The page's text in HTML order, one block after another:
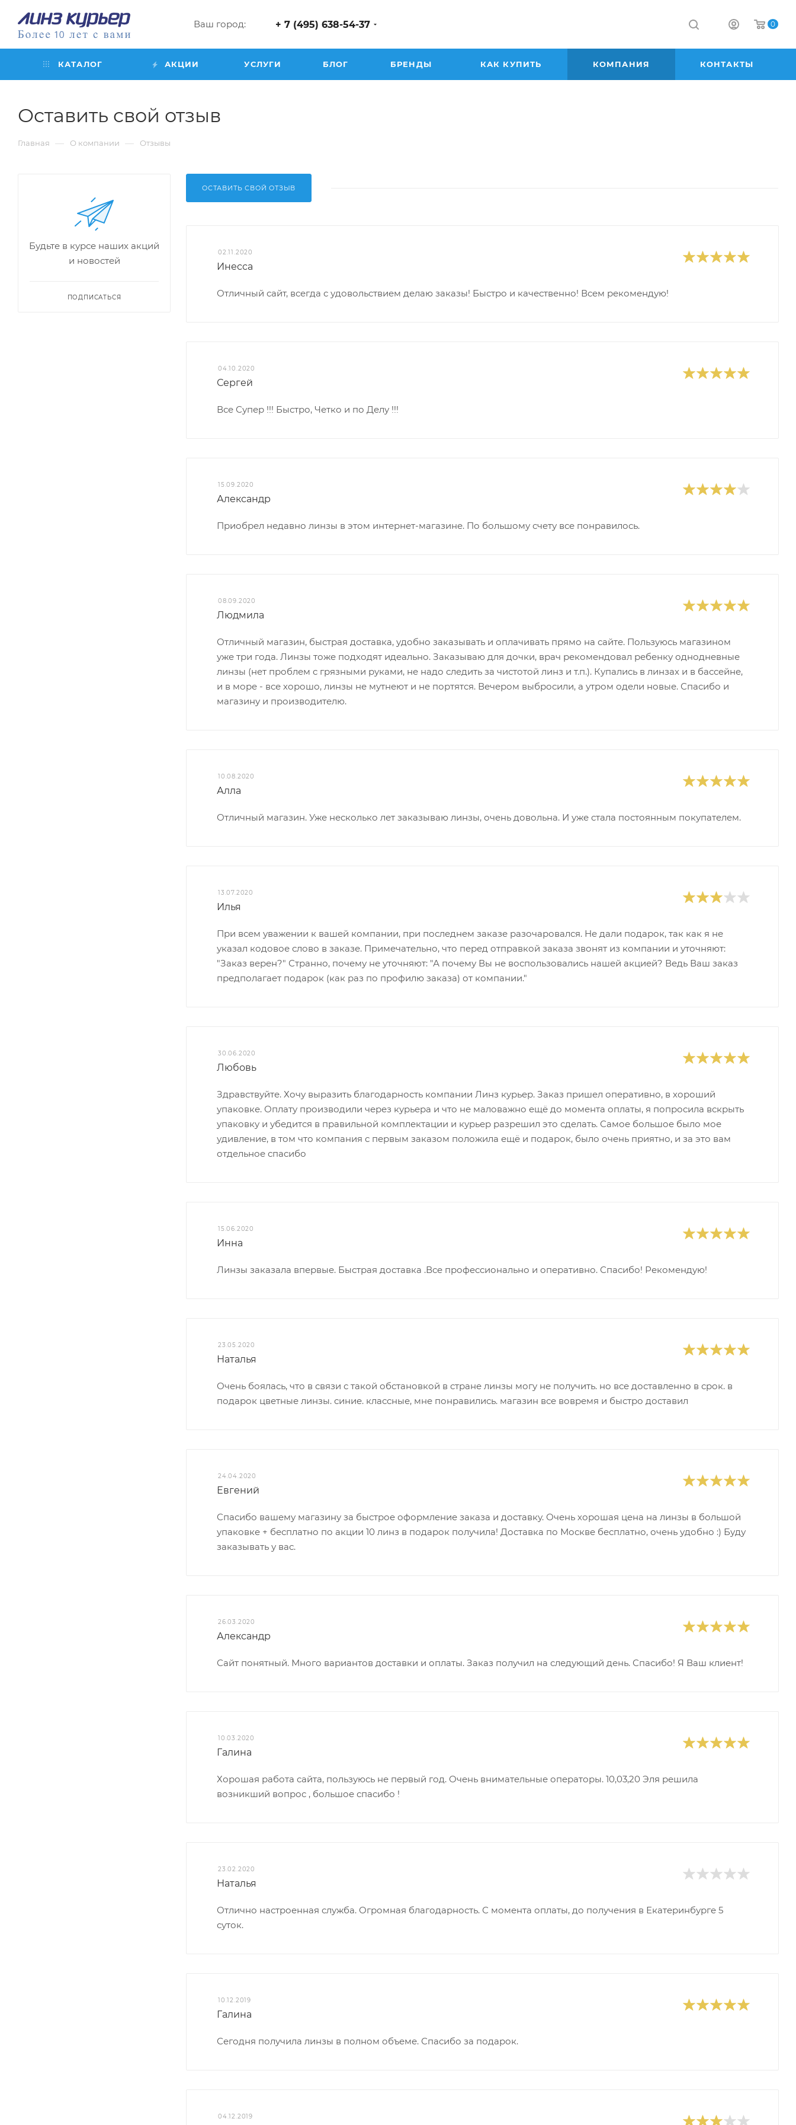
Ваш город: + 7 (495) 638-54-37 0
КАТАЛОГ АКЦИИ УСЛУГИ БЛОГ БРЕНДЫ КАК КУПИТЬ КОМПАНИЯ КОНТАКТЫ
Оставить свой отзыв
Главная — О компании — Отзывы
ОСТАВИТЬ СВОЙ ОТЗЫВ
02.11.2020
Инесса
Отличный сайт, всегда с удовольствием делаю заказы! Быстро и качественно! Всем рекомендую!
04.10.2020
Сергей
Все Супер !!! Быстро, Четко и по Делу !!!
15.09.2020
Александр
Приобрел недавно линзы в этом интернет-магазине. По большому счету все понравилось.
08.09.2020
Людмила
Отличный магазин, быстрая доставка, удобно заказывать и оплачивать прямо на сайте. Пользуюсь магазином
уже три года. Линзы тоже подходят идеально. Заказываю для дочки, врач рекомендовал ребенку однодневные
линзы (нет проблем с грязными руками, не надо следить за чистотой линз и т.п.). Купались в линзах и в бассейне,
и в море - все хорошо, линзы не мутнеют и не портятся. Вечером выбросили, а утром одели новые. Спасибо и
магазину и производителю.
10.08.2020
Алла
Отличный магазин. Уже несколько лет заказываю линзы, очень довольна. И уже стала постоянным покупателем.
13.07.2020
Илья
При всем уважении к вашей компании, при последнем заказе разочаровался. Не дали подарок, так как я не
указал кодовое слово в заказе. Примечательно, что перед отправкой заказа звонят из компании и уточняют:
"Заказ верен?" Странно, почему не уточняют: "А почему Вы не воспользовались нашей акцией? Ведь Ваш заказ
предполагает подарок (как раз по профилю заказа) от компании."
30.06.2020
Любовь
Здравствуйте. Хочу выразить благодарность компании Линз курьер. Заказ пришел оперативно, в хороший
упаковке. Оплату производили через курьера и что не маловажно ещё до момента оплаты, я попросила вскрыть
упаковку и убедится в правильной комплектации и курьер разрешил это сделать. Самое большое было мое
удивление, в том что компания с первым заказом положила ещё и подарок, было очень приятно, и за это вам
отдельное спасибо
15.06.2020
Инна
Линзы заказала впервые. Быстрая доставка .Все профессионально и оперативно. Спасибо! Рекомендую!
23.05.2020
Наталья
Очень боялась, что в связи с такой обстановкой в стране линзы могу не получить. но все доставленно в срок. в
подарок цветные линзы. синие. классные, мне понравились. магазин все вовремя и быстро доставил
24.04.2020
Евгений
Спасибо вашему магазину за быстрое оформление заказа и доставку. Очень хорошая цена на линзы в большой
упаковке + бесплатно по акции 10 линз в подарок получила! Доставка по Москве бесплатно, очень удобно :) Буду
заказывать у вас.
26.03.2020
Александр
Сайт понятный. Много вариантов доставки и оплаты. Заказ получил на следующий день. Спасибо! Я Ваш клиент!
10.03.2020
Галина
Хорошая работа сайта, пользуюсь не первый год. Очень внимательные операторы. 10,03,20 Эля решила
возникший вопрос , большое спасибо !
23.02.2020
Наталья
Отлично настроенная служба. Огромная благодарность. С момента оплаты, до получения в Екатеринбурге 5
суток.
10.12.2019
Галина
Сегодня получила линзы в полном объеме. Спасибо за подарок.
04.12.2019
Будьте в курсе наших акций
и новостей
ПОДПИСАТЬСЯ